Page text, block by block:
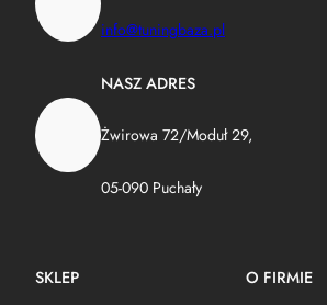
info@tuningbaza.pl
NASZ ADRES
Żwirowa 72/Moduł 29,
05-090 Puchały
SKLEP O FIRMIE